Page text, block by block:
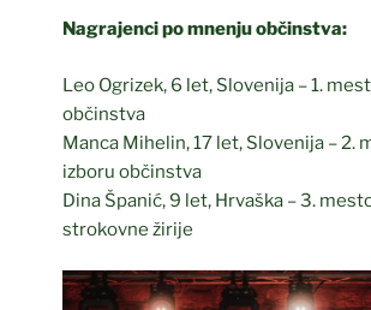
Nagrajenci po mnenju občinstva:
Leo Ogrizek, 6 let, Slovenija – 1.
občinstva
Manca Mihelin, 17 let, Slovenija – 2.
izboru občinstva
Dina Španić, 9 let, Hrvaška – 3.
strokovne žirije